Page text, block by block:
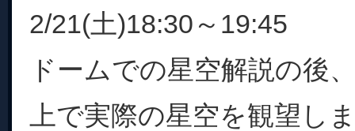
2/21(土)18:30～19:45
ドームでの星空解説の後
上で実際の星空を観望し